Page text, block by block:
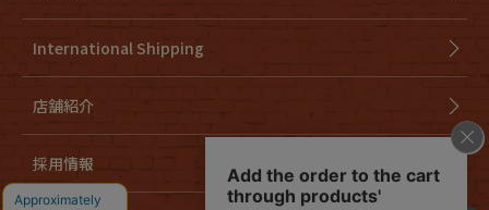
International Shipping
店舗紹介
採用情報